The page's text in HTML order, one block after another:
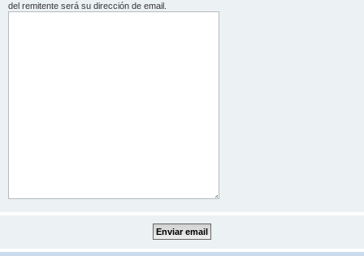
del remitente será su dirección de email.